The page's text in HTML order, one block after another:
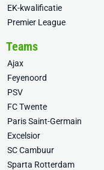
EK-kwalificatie
Premier League
Teams
Ajax
Feyenoord
PSV
FC Twente
Paris Saint-Germain
Excelsior
SC Cambuur
Sparta Rotterdam